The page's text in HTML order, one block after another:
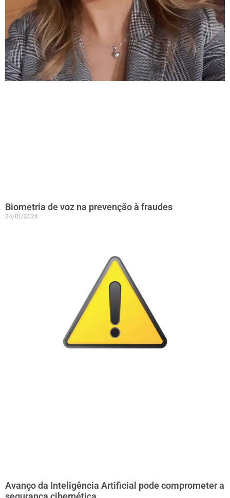
Biometria de voz na prevenção à fraudes
24/01/2024
Avanço da Inteligência Artificial pode comprometer a